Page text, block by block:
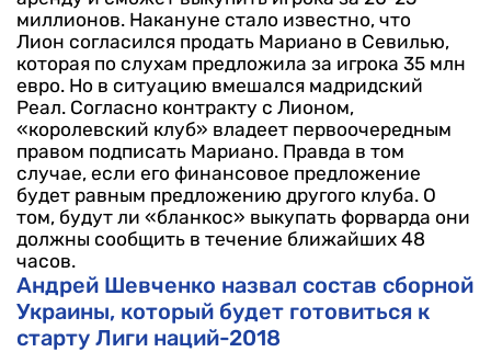
миллионов. Накануне стало известно, что
Лион согласился продать Мариано в Севилью,
которая по слухам предложила за игрока 35 млн
евро. Но в ситуацию вмешался мадридский
Реал. Согласно контракту с Лионом,
«королевский клуб» владеет первоочередным
правом подписать Мариано. Правда в том
случае, если его финансовое предложение
будет равным предложению другого клуба. О
том, будут ли «бланкос» выкупать форварда они
должны сообщить в течение ближайших 48
часов.
Андрей Шевченко назвал состав сборной
Украины, который будет готовиться к
старту Лиги наций-2018